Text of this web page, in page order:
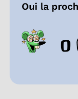
Oui la
0